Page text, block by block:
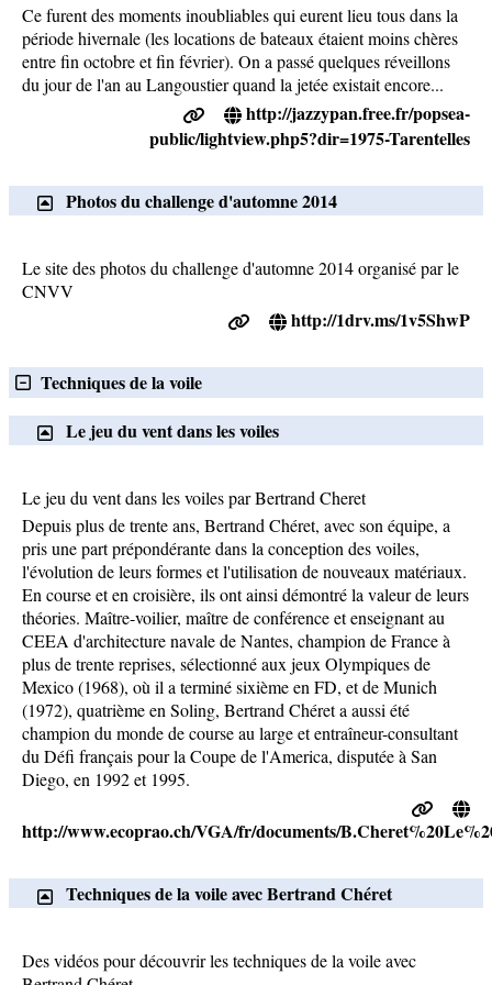
Ce furent des moments inoubliables qui eurent lieu tous dans la
période hivernale (les locations de bateaux étaient moins chères
entre fin octobre et fin février). On a passé quelques réveillons
du jour de l'an au Langoustier quand la jetée existait encore...
http://jazzypan.free.fr/popsea-
public/lightview.php5?dir=1975-Tarentelles
Photos du challenge d'automne 2014
Le site des photos du challenge d'automne 2014 organisé par le
CNVV
http://1drv.ms/1v5ShwP
Techniques de la voile
Le jeu du vent dans les voiles
Le jeu du vent dans les voiles par Bertrand Cheret
Depuis plus de trente ans, Bertrand Chéret, avec son équipe, a
pris une part prépondérante dans la conception des voiles,
l'évolution de leurs formes et l'utilisation de nouveaux matériaux.
En course et en croisière, ils ont ainsi démontré la valeur de leurs
théories. Maître-voilier, maître de conférence et enseignant au
CEEA d'architecture navale de Nantes, champion de France à
plus de trente reprises, sélectionné aux jeux Olympiques de
Mexico (1968), où il a terminé sixième en FD, et de Munich
(1972), quatrième en Soling, Bertrand Chéret a aussi été
champion du monde de course au large et entraîneur-consultant
du Défi français pour la Coupe de l'America, disputée à San
Diego, en 1992 et 1995.
http://www.ecoprao.ch/VGA/fr/documents/
Techniques de la voile avec Bertrand Chéret
Des vidéos pour découvrir les techniques de la voile avec